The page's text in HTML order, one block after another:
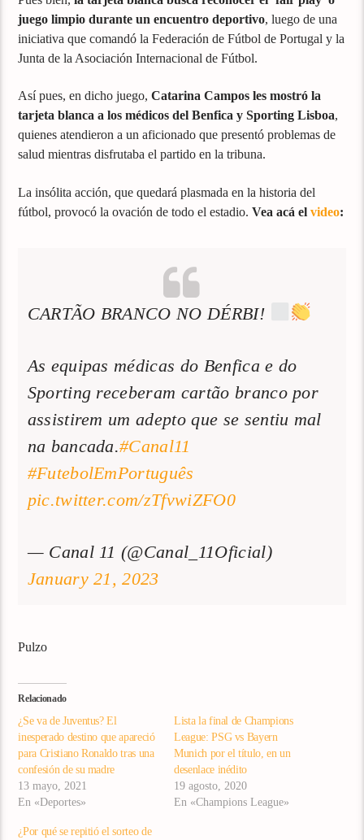
juego limpio durante un encuentro deportivo, luego de una
iniciativa que comandó la Federación de Fútbol de Portugal y la
Junta de la Asociación Internacional de Fútbol.
Así pues, en dicho juego,Catarina Campos les mostró la
tarjeta blanca a los médicos del Benfica y Sporting Lisboa,
quienes atendieron a un aficionado que presentó problemas de
salud mientras disfrutaba el partido en la tribuna.
La insólita acción, que quedará plasmada en la historia del
fútbol, provocó la ovación de todo el estadio.Vea acá elvideo:
CARTÃO BRANCO NO DÉRBI!
As equipas médicas do Benfica e do
Sporting receberam cartão branco por
assistirem um adepto que se sentiu mal
na bancada.#Canal11
#FutebolEmPortuguês
pic.twitter.com/zTfvwiZFO0
— Canal 11 (@Canal_11Oficial)
January 21, 2023
Pulzo
Relacionado
¿Se va de Juventus? El
inesperado destino que apareció
para Cristiano Ronaldo tras una
confesión de su madre
13 mayo, 2021
En «Deportes»
Lista la final de Champions
League: PSG vs Bayern
Munich por el título, en un
desenlace inédito
19 agosto, 2020
En «Champions League»
¿Por qué se repitió el sorteo de